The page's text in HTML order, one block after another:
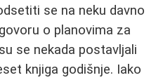
se na neku davno
o planovima za
se nekada postavljali
knjiga godišnje. Iako